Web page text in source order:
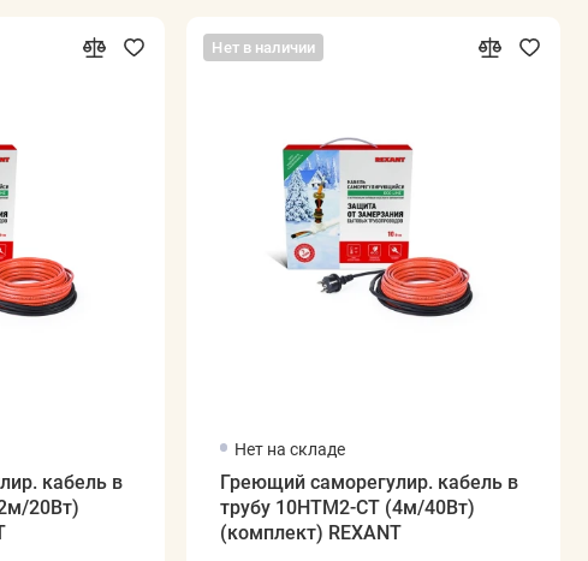
кабель в
20Вт)
Нет в наличии
Нет на складе
Греющий саморегулир. кабель в
трубу 10HTM2-CT (4м/40Вт)
(комплект) REXANT